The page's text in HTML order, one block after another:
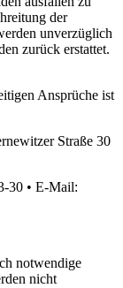
der
unverzüglich
zurück erstattet.
Ansprüche ist
Straße 30
30 • E-Mail:
notwendige
nicht